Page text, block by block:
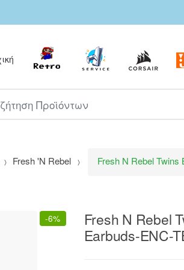
Fresh 'N Rebel Fresh N Rebel Twins
-6%
Fresh N Rebel
Earbuds-ENC-